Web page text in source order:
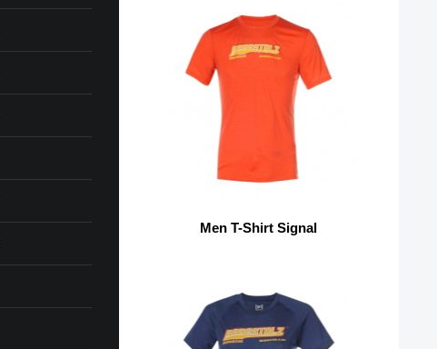
Men T-Shirt Signal